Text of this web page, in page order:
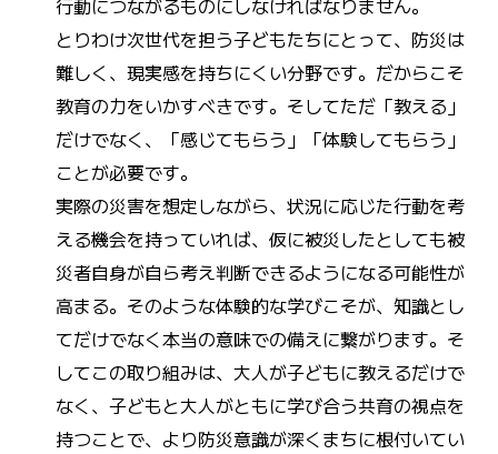
行動につながるものにしなければなりません。
とりわけ次世代を担う子どもたちにとって、防災は
難しく、現実感を持ちにくい分野です。だからこそ
教育の力をいかすべきです。そしてただ「教える」
だけでなく、「感じてもらう」「体験してもらう」
ことが必要です。
実際の災害を想定しながら、状況に応じた行動を考
える機会を持っていれば、仮に被災したとしても被
災者自身が自ら考え判断できるようになる可能性が
高まる。そのような体験的な学びこそが、知識とし
てだけでなく本当の意味での備えに繋がります。そ
してこの取り組みは、大人が子どもに教えるだけで
なく、子どもと大人がともに学び合う共育の視点を
持つことで、より防災意識が深くまちに根付いてい